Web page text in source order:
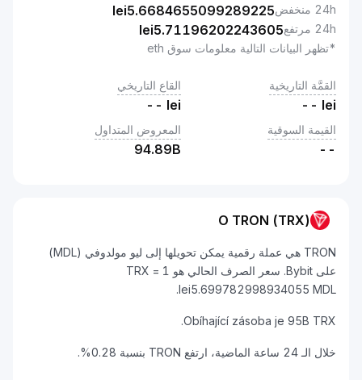
24h منخفض lei5.6684655099289225
24h مرتفع lei5.71196202243605
*تظهر البيانات التالية معلومات سوق eth
القمَّة التاريخية
lei
--
القاع التاريخي
lei
--
القيمة السوقية
--
المعروض المتداول
94.89B
O TRON (TRX)
TRON هي عملة رقمية يمكن تحويلها إلى ليو مولدوفي (MDL)
على Bybit. سعر الصرف الحالي هو 1 TRX =
lei5.699782998934055 MDL.
Obíhající zásoba je 95B TRX.
خلال الـ 24 ساعة الماضية، ارتفع TRON بنسبة 0.28%.